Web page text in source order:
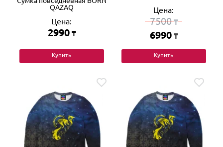
QAZAQ
Цена:
2990 ₸
Купить
Цена:
7500₸
6990 ₸
Купить